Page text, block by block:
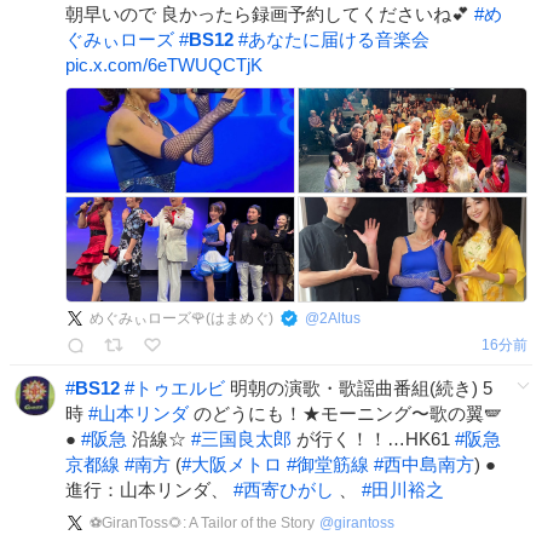
朝早いので 良かったら録画予約してくださいね💕 #め
ぐみぃローズ #BS12 #あなたに届ける音楽会
pic.x.com/6eTWUQCTjK
めぐみぃローズ🌹(はまめぐ) @2Altus
16分前
#BS12 #トゥエルビ 明朝の演歌・歌謡曲番組(続き) 5
時 #山本リンダのどうにも！★モーニング〜歌の翼🪽
● #阪急 沿線☆ #三国良太郎 が行く！！…HK61 #阪急
京都線 #南方 (#大阪メトロ #御堂筋線 #西中島南方) ●
進行：山本リンダ、 #西寄ひがし #田川裕之
⚽GiranToss🌻: A Tailor of the Story @girantoss